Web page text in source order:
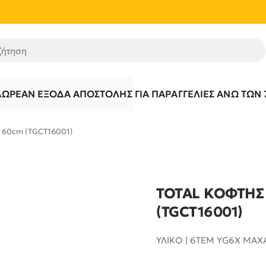
ΈΞΟΔΑ ΑΠΟΣΤΟΛΉΣ ΓΙΑ ΠΑΡΑΓΓΕΛΊΕΣ ΆΝΩ ΤΩΝ
(TGCT16001)
TOTAL
(TGCT16001)
ΥΛΙΚΟ | 6ΤΕΜ YG6X